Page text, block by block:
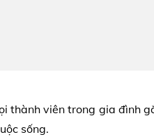
thành viên trong gia đình
sống.